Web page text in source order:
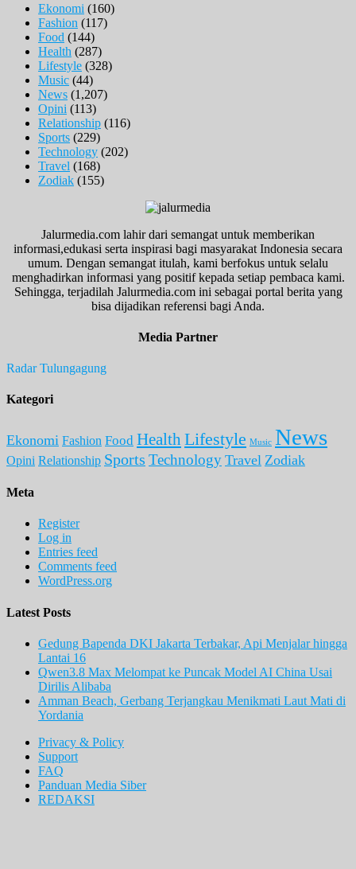
Ekonomi (160)
Fashion (117)
Food (144)
Health (287)
Lifestyle (328)
Music (44)
News (1,207)
Opini (113)
Relationship (116)
Sports (229)
Technology (202)
Travel (168)
Zodiak (155)
Jalurmedia.com lahir dari semangat untuk memberikan
informasi,edukasi serta inspirasi bagi masyarakat Indonesia secara
umum. Dengan semangat itulah, kami berfokus untuk selalu
menghadirkan informasi yang positif kepada setiap pembaca kami.
Sehingga, terjadilah Jalurmedia.com ini sebagai portal berita yang
bisa dijadikan referensi bagi Anda.
Media Partner
Radar Tulungagung
Kategori
Ekonomi Fashion Food Health Lifestyle Music News
Opini Relationship Sports Technology Travel Zodiak
Meta
Register
Log in
Entries feed
Comments feed
WordPress.org
Latest Posts
Gedung Bapenda DKI Jakarta Terbakar, Api Menjalar hingga
Lantai 16
Qwen3.8 Max Melompat ke Puncak Model AI China Usai
Dirilis Alibaba
Amman Beach, Gerbang Terjangkau Menikmati Laut Mati di
Yordania
Privacy & Policy
Support
FAQ
Panduan Media Siber
REDAKSI